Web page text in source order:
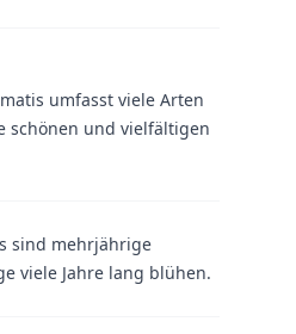
umfasst viele Arten
schönen und vielfältigen
sind mehrjährige
viele Jahre lang blühen.